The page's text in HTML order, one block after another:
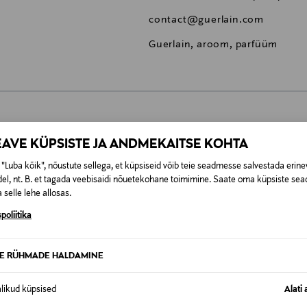
KÜPSISTE JA ANDMEKAITSE KOHTA
"Luba kõik", nõustute sellega, et küpsiseid võib teie seadmesse salvestada
nt. B. et tagada veebisaidi nõuetekohane toimimine. Saate oma küpsiste
selle lehe allosas.
RÜHMADE HALDAMINE
küpsised Alati
contact@guerlain.com
Guerlain, aroom, parfüüm
0,00 € – 4,90 €
lepingust taganeda 30 päeva jooksul alates kauba
Tagastatavad suletud pakendis kosmeetika- ja loodustooted
KA